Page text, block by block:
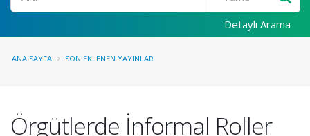
Detaylı Arama
ANA SAYFA SON EKLENEN YAYINLAR
Örgütlerde İnformal Roller